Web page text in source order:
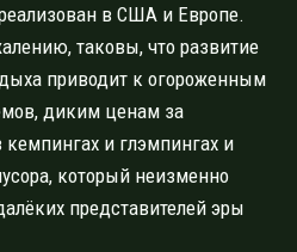
в США и Европе.
таковы, что развитие
приводит к огороженным
диким ценам за
и глэмпингах и
который неизменно
представителей эры